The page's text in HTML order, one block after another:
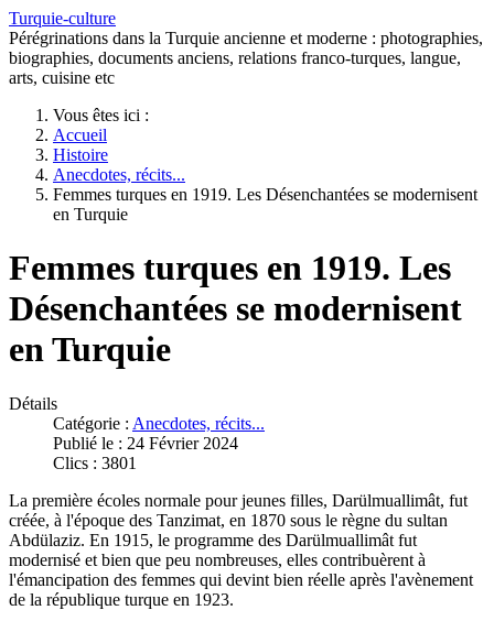
Turquie-culture
Pérégrinations dans la Turquie ancienne et moderne : photographies,
biographies, documents anciens, relations franco-turques, langue,
arts, cuisine etc
Vous êtes ici :
Accueil
Histoire
Anecdotes, récits...
Femmes turques en 1919. Les Désenchantées se modernisent
en Turquie
Femmes turques en 1919. Les
Désenchantées se modernisent
en Turquie
Détails
Catégorie : Anecdotes, récits...
Publié le : 24 Février 2024
Clics : 3801
La première écoles normale pour jeunes filles, Darülmuallimât, fut
créée, à l'époque des Tanzimat, en 1870 sous le règne du sultan
Abdülaziz. En 1915, le programme des Darülmuallimât fut
modernisé et bien que peu nombreuses, elles contribuèrent à
l'émancipation des femmes qui devint bien réelle après l'avènement
de la république turque en 1923.